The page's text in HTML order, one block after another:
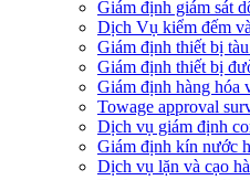
Giám định giám sát
Dịch Vụ kiểm đếm
Giám định thiết bị
Giám định thiết bị
Giám định hàng hóa
Towage approval
Dịch vụ giám định
Giám định kín nước
Dịch vụ lặn và cạo